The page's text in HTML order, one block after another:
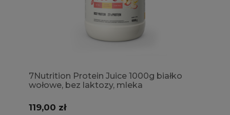
7Nutrition Protein Juice 1000g białko
wołowe, bez laktozy, mleka
119,00 zł